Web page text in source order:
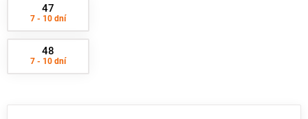
47
7 - 10 dní
48
7 - 10 dní